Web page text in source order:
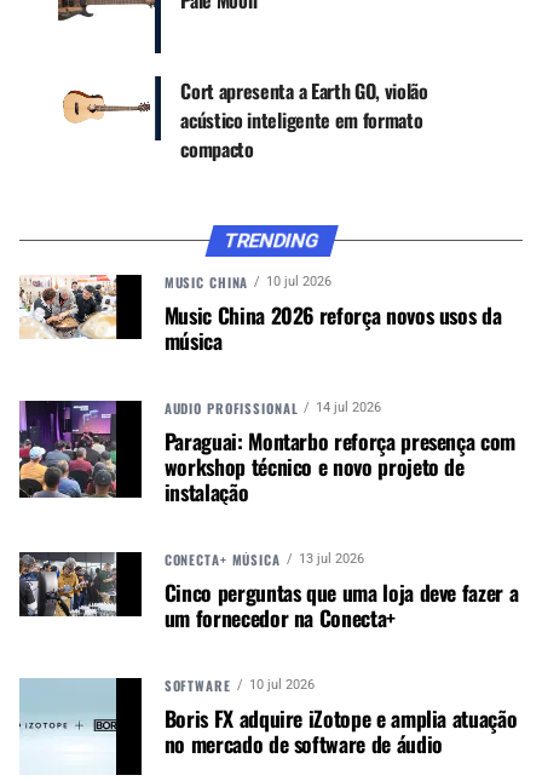
vez na G Series, a G300 Pro vem com 24 trastes
verdadeiramente moderna para os músicos que
gostam de fazer solos com as posições de trastes
Cort G300 Pro : BK(Black)
Cort apresenta a Earth GO, violão
acústico inteligente em formato
compacto
TRENDING
MUSIC CHINA 10 jul 2026
Music China 2026 reforça novos usos da
música
AUDIO PROFISSIONAL 14 jul 2026
Paraguai: Montarbo reforça presença com
workshop técnico e novo projeto de
instalação
CONECTA+ MÚSICA 13 jul 2026
Cinco perguntas que uma loja deve fazer a
um fornecedor na Conecta+
SOFTWARE 10 jul 2026
Boris FX adquire iZotope e amplia atuação
no mercado de software de áudio